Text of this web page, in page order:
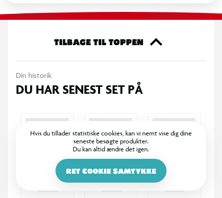
ikke garanteres.TILBAGE TIL TOPPEN
Din historik
DU HAR SENEST SET PÅ
Hvis du tillader statistiske cookies, kan vi nemt vise dig dine
seneste besøgte produkter.
Du kan altid ændre det igen.
RET COOKIE SAMTYKKE